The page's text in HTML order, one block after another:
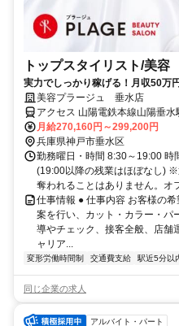
トップスタイリスト/美容
実力でしっかり稼げる！月収50万
プスタイリスト！
美容プラージュ 垂水店
アクセス 山陽電鉄本線山陽垂
月給270,160円～299,200円
兵庫県神戸市垂水区
勤務曜日・時間 8:30～19:00
(19:00以降の残業はほぼなし)
奪われることはありません。オ
仕事情報 ● 仕事内容 お客様の
案を行い、カット・カラー・
導やチェック、接客全般、店
ャリア...
変形労働時間制 交通費支給 駅近5分以
同じ企業の求人
アルバイト・パート